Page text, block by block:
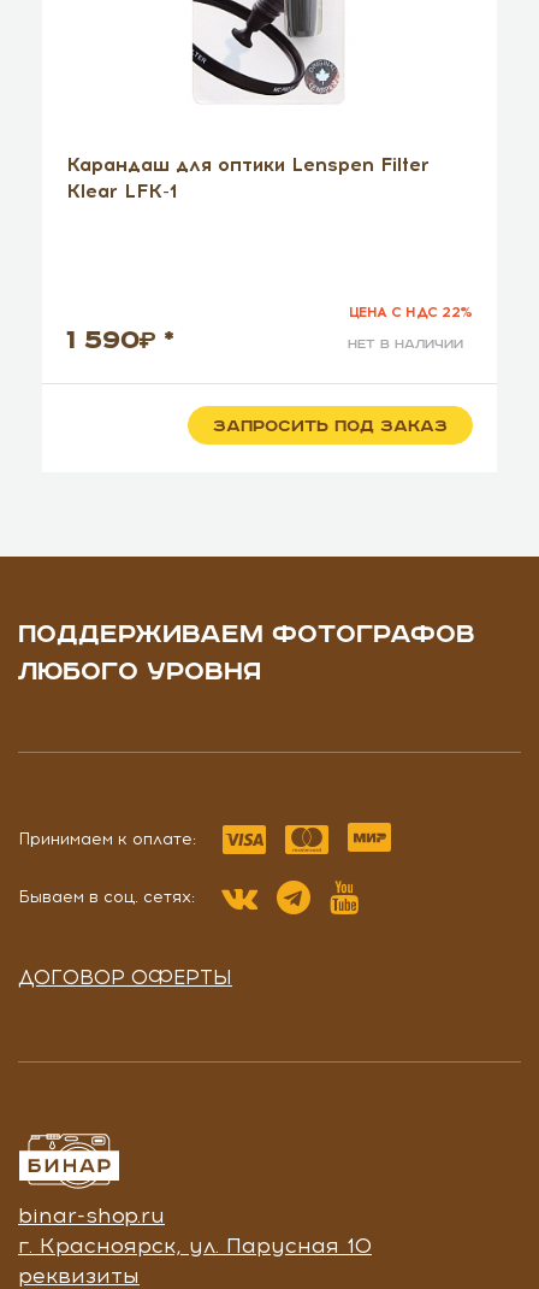
Карандаш для оптики Lenspen Filter
Klear LFK-1
1 590 * нет в наличии
ЦЕНА С НДС 22%
ЗАПРОСИТЬ ПОД ЗАКАЗ
ПОДДЕРЖИВАЕМ ФОТОГРАФОВ
ЛЮБОГО УРОВНЯ
Принимаем к оплате:
Бываем в соц. сетях:
ДОГОВОР ОФЕРТЫ
binar-shop.ru
г. Красноярск, ул. Парусная 10
реквизиты